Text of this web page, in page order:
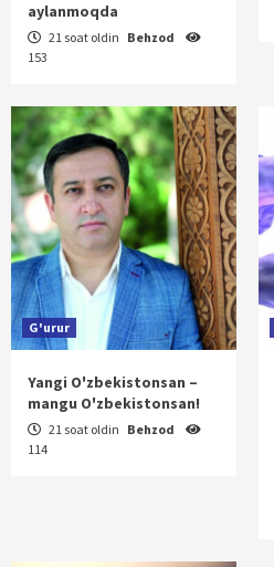
aylanmoqda
21 soat oldin Behzod
153
G'urur
Yangi O'zbekistonsan –
mangu O'zbekistonsan!
21 soat oldin Behzod
114